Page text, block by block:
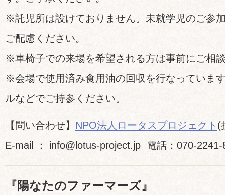
※託児所は設けておりません。未就学児のご参
ご配慮ください。
※車椅子での来場を希望される方は事前にご相
※会場で使用済み食用油の回収を行なっていま
ルなどでご持参ください。
【問い合わせ】 NPO法人ロータスプロジェクト (
E-mail ： info@lotus-project.jp 電話：070-
『陽なたのファーマーズ』